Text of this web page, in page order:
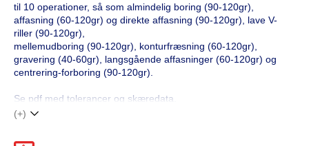
til 10 operationer, så som almindelig boring (90-120gr),
affasning (60-120gr) og direkte affasning (90-120gr), lave V-
riller (90-120gr),
mellemudboring (90-120gr), konturfræsning (60-120gr),
gravering (40-60gr), langsgående affasninger (60-120gr) og
centrering-forboring (90-120gr).
Se pdf med tolerancer og skæredata.
(+)